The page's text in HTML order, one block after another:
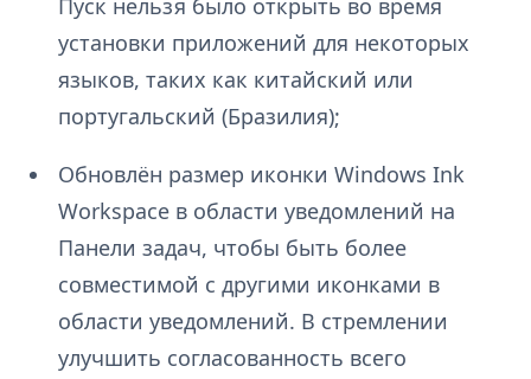
Пуск нельзя было открыть во время
установки приложений для некоторых
языков, таких как китайский или
португальский (Бразилия);
Обновлён размер иконки Windows Ink
Workspace в области уведомлений на
Панели задач, чтобы быть более
совместимой с другими иконками в
области уведомлений. В стремлении
улучшить согласованность всего